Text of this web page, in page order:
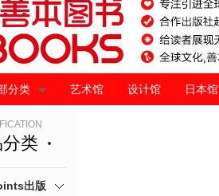
分类 艺术馆 设计馆 日本馆
类
出版